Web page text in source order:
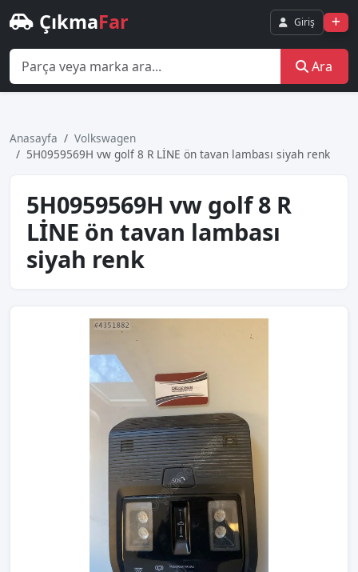
ÇıkmaFar Giriş
Ara
Anasayfa
Volkswagen
5H0959569H vw golf 8 R LİNE ön tavan lambası siyah renk
5H0959569H vw golf 8 R
LİNE ön tavan lambası
siyah renk